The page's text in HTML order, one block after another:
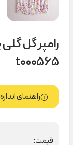
t000565
راهنمای اندازه
قیمت: